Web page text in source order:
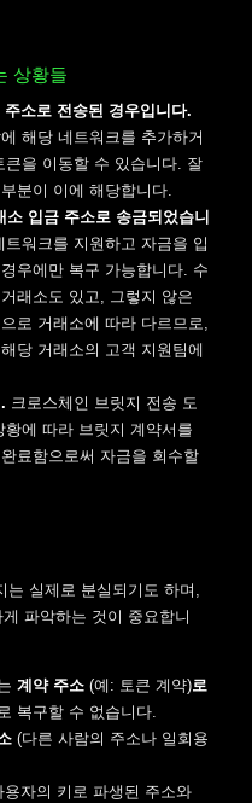
상황들
소로 전송된 경우입니다.
해당 네트워크를 추가하거
큰을 이동할 수 있습니다. 잘
분이 이에 해당합니다.
입금 주소로 송금되었습니
워크를 지원하고 자금을 입
우에만 복구 가능합니다. 수
래소도 있고, 그렇지 않은
로 거래소에 따라 다르므로,
당 거래소의 고객 지원팀에
크로스체인 브릿지 전송 도
에 따라 브릿지 계약서를
료함으로써 자금을 회수할
실제로 분실되기도 하며,
파악하는 것이 중요합니
계약 주소(예: 토큰 계약)로
복구할 수 없습니다.
(다른 사람의 주소나 일회용
자의 키로 파생된 주소와